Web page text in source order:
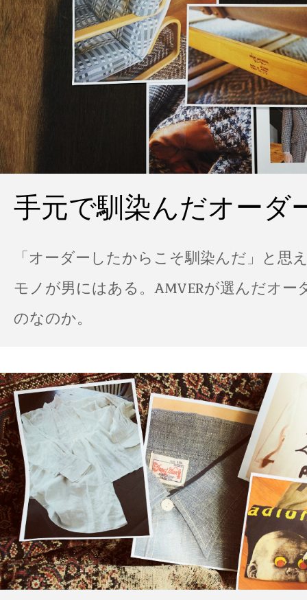
手元で馴染んだオーダ
「オーダーしたからこそ馴染んだ」と思
モノが男にはある。AMVERが選んだオー
のなのか。